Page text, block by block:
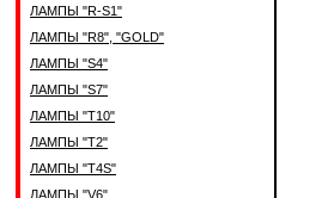
ЛАМПЫ "R-S1"
ЛАМПЫ "R8", "GOLD"
ЛАМПЫ "S4"
ЛАМПЫ "S7"
ЛАМПЫ "T10"
ЛАМПЫ "T2"
ЛАМПЫ "T4S"
ЛАМПЫ "V6"